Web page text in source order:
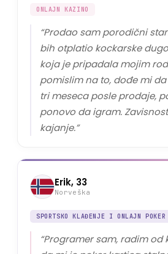
ONLAJN KAZINO
“Prodao sam porodični
bih otplatio kockarske
koja je pripadala mojim
pomislim na to, dođe mi
tri meseca posle prodaje,
ponovo da igram.
kajanje.”
Erik, 33
Norveška
SPORTSKO KLAĐENJE I ONLAJN POKER
“Programer sam, radim od